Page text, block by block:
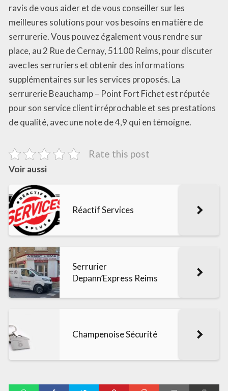
ravis de vous aider et de vous conseiller sur les
meilleures solutions pour vos besoins en matière de
serrurerie. Vous pouvez également vous rendre sur
place, au 2 Rue de Cernay, 51100 Reims, pour discuter
avec les serruriers et obtenir des informations
supplémentaires sur les services proposés. La
serrurerie Beauchamp – Point Fort Fichet est réputée
pour son service client irréprochable et ses prestations
de qualité, avec une note de 4,9 qui en témoigne.
Rate this post
Voir aussi
Réactif Services
Serrurier
Depann’Express Reims
Champenoise Sécurité